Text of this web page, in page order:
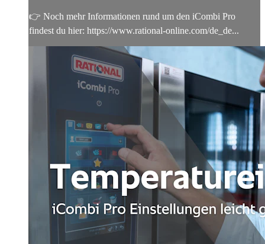
👉 Noch mehr Informationen rund um den iCombi Pro
findest du hier: https://www.rational-online.com/de_de...